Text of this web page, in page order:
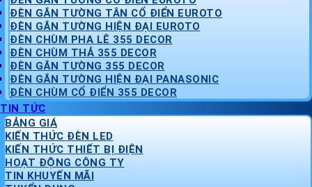
ĐÈN GẮN TƯỜNG TÂN CỔ ĐIỂN EUROTO
ĐÈN GẮN TƯỜNG HIỆN ĐẠI EUROTO
ĐÈN CHÙM PHA LÊ 355 DECOR
ĐÈN CHÙM THẢ 355 DECOR
ĐÈN GẮN TƯỜNG 355 DECOR
ĐÈN GẮN TƯỜNG HIỆN ĐẠI PANASONIC
ĐÈN CHÙM CỔ ĐIỂN 355 DECOR
TIN TỨC
BẢNG GIÁ
KIẾN THỨC ĐÈN LED
KIẾN THỨC THIẾT BỊ ĐIỆN
HOẠT ĐỘNG CÔNG TY
TIN KHUYẾN MÃI